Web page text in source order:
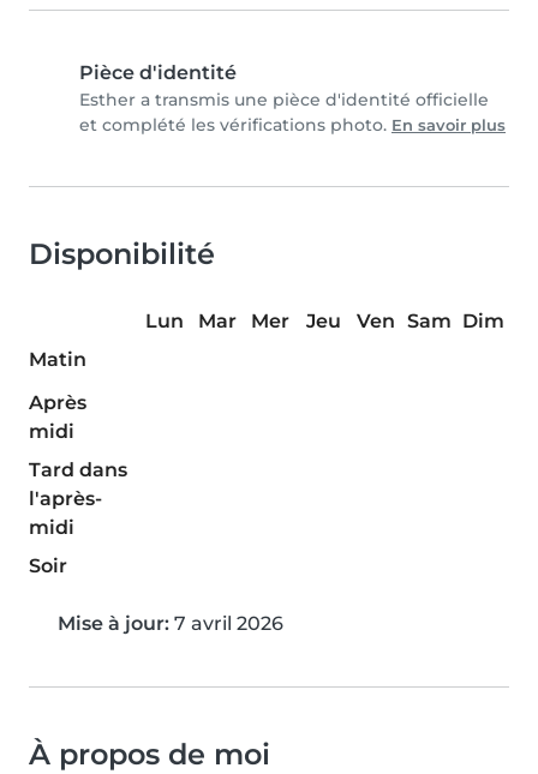
Pièce d'identité
Esther a transmis une pièce d'identité officielle
et complété les vérifications photo. En savoir plus
Disponibilité
Lun Mar Mer Jeu Ven Sam Dim
Matin
Après
midi
Tard dans
l'après-
midi
Soir
Mise à jour: 7 avril 2026
À propos de moi